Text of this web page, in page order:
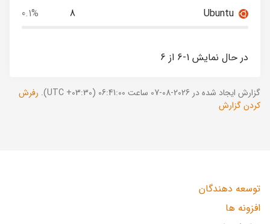
Ubuntu
8
0.1%
در حال نمایش 1-6 از 6
گزارش ایجاد شده در 2026-08-07 ساعت 06:41:00 (UTC +03:30).
رفرش
کردن گزارش
توسعه دهندگان
افزونه ها